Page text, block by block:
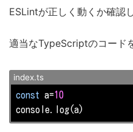
ESLintが正しく動くか確認
適当なTypeScriptのコード
index.ts
const a=10
console.
log(a)